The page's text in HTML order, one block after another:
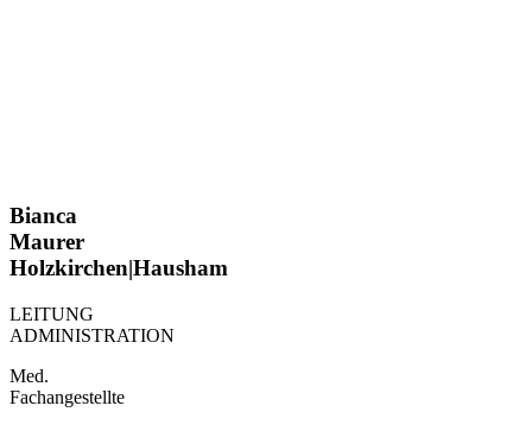
Bianca
Maurer
Holzkirchen|Hausham
LEITUNG
ADMINISTRATION
Med.
Fachangestellte